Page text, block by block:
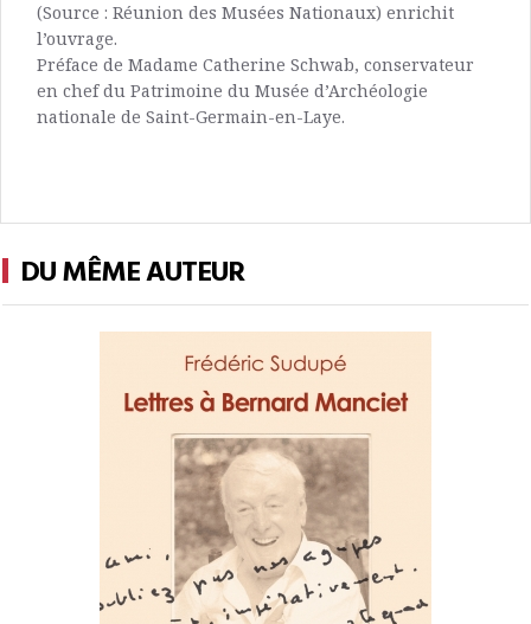
(Source : Réunion des Musées Nationaux) enrichit
l’ouvrage.
Préface de Madame Catherine Schwab, conservateur
en chef du Patrimoine du Musée d’Archéologie
nationale de Saint-Germain-en-Laye.
DU MÊME AUTEUR